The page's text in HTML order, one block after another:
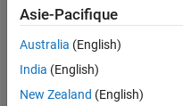
CONTRIBUTIONS L
0
2
Asie-Pacifique
Australia (English)
India (English)
New Zealand (English)